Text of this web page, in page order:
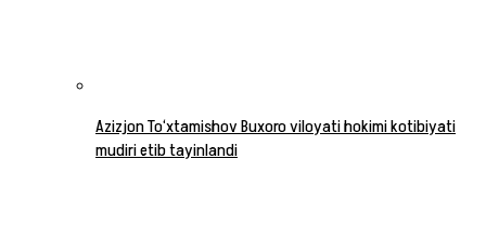
Azizjon To‘xtamishov Buxoro viloyati hokimi kotibiyati
mudiri etib tayinlandi